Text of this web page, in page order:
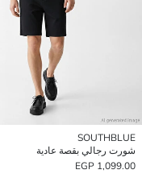
SOUTHBLUE
شورت رجالي بقصة عادية
1,099.00 EGP